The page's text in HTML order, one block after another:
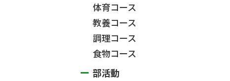
体育コース
教養コース
調理コース
食物コース
部活動